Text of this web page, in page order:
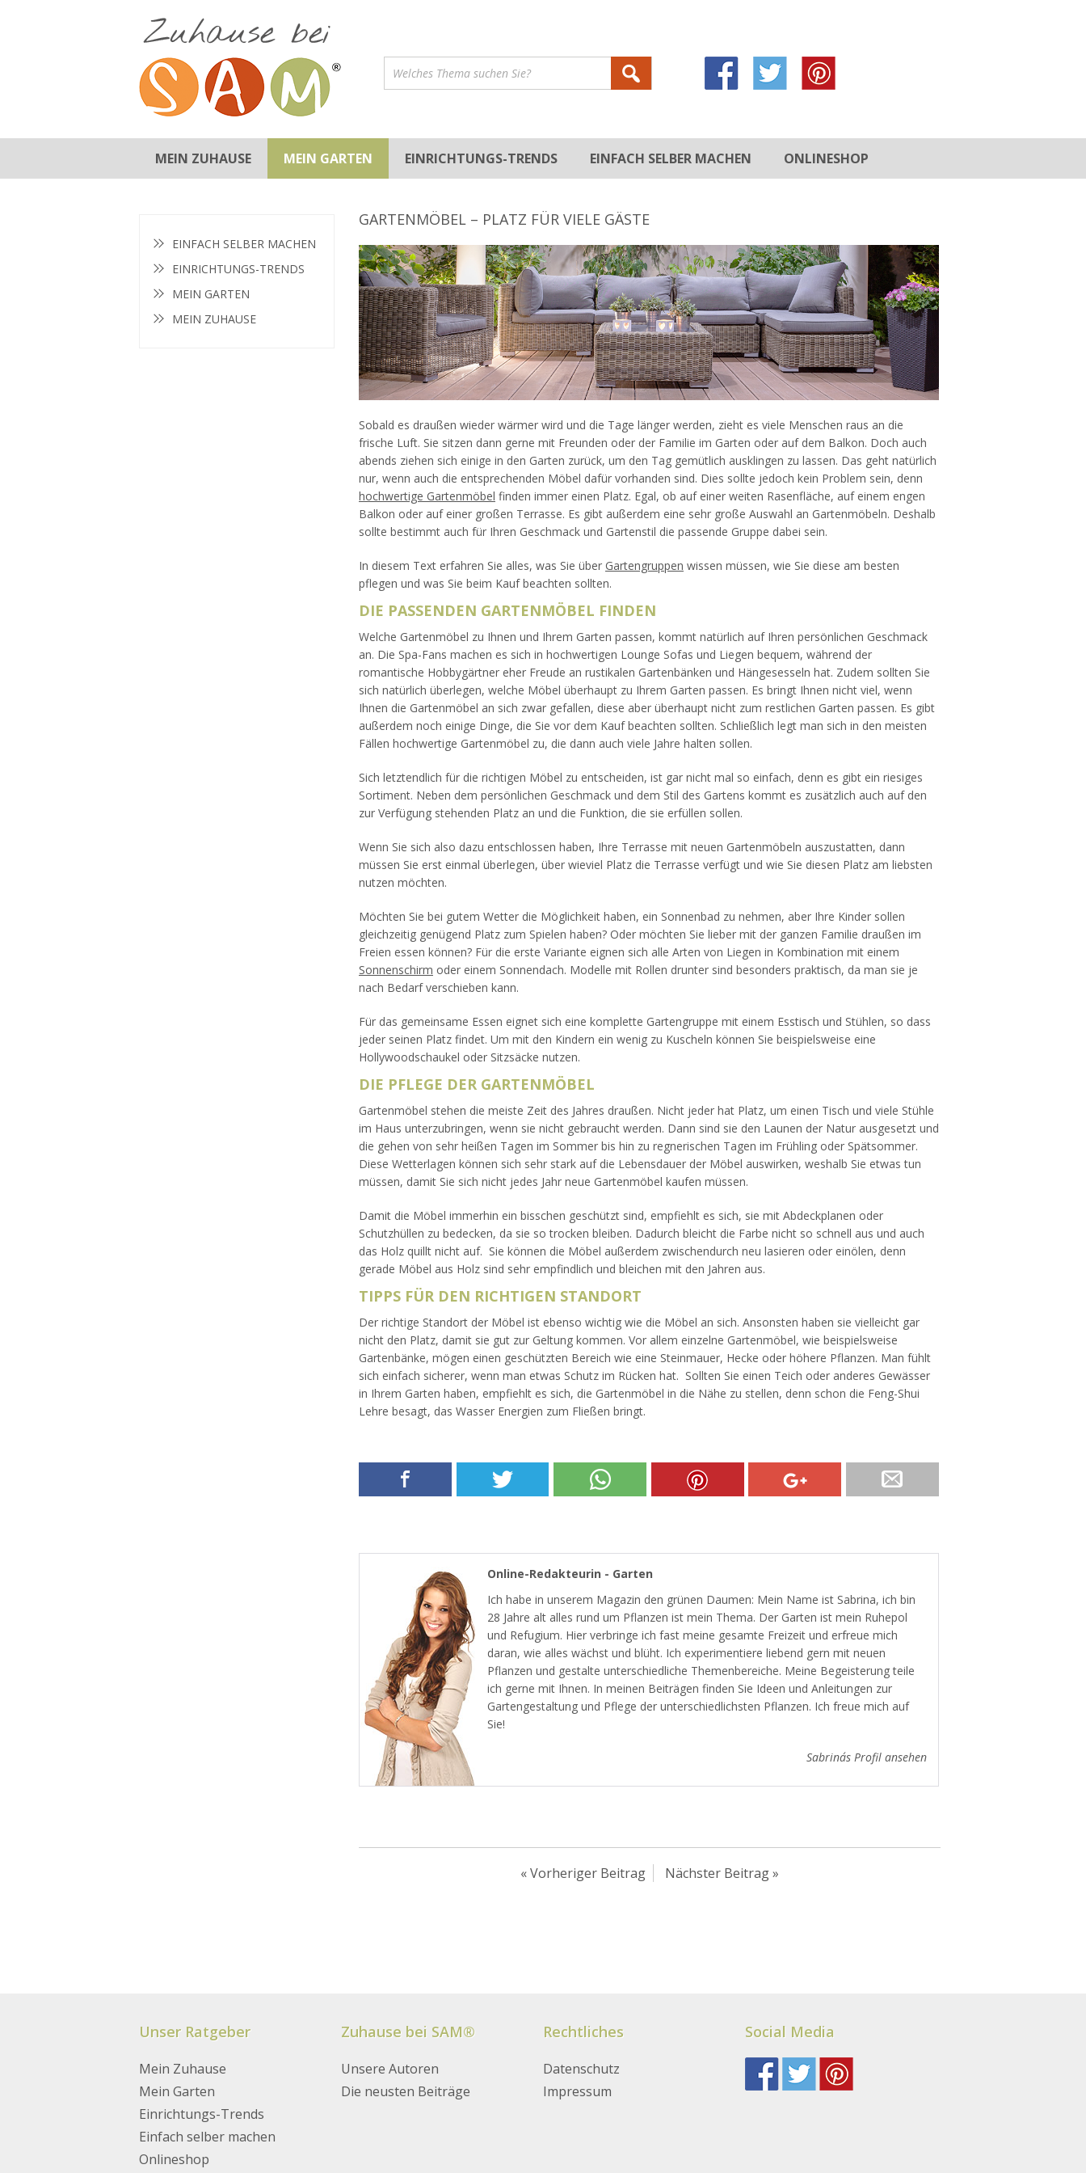
MEIN ZUHAUSE MEIN GARTEN EINRICHTUNGS-TRENDS EINFACH SELBER MACHEN ONLINESHOP
EINFACH SELBER MACHEN
EINRICHTUNGS-TRENDS
MEIN GARTEN
MEIN ZUHAUSE
GARTENMÖBEL – PLATZ FÜR VIELE GÄSTE
Sobald es draußen wieder wärmer wird und die Tage länger werden, zieht es viele Menschen raus an die
frische Luft. Sie sitzen dann gerne mit Freunden oder der Familie im Garten oder auf dem Balkon. Doch auch
abends ziehen sich einige in den Garten zurück, um den Tag gemütlich ausklingen zu lassen. Das geht natürlich
nur, wenn auch die entsprechenden Möbel dafür vorhanden sind. Dies sollte jedoch kein Problem sein, denn
hochwertige Gartenmöbel finden immer einen Platz. Egal, ob auf einer weiten Rasenfläche, auf einem engen
Balkon oder auf einer großen Terrasse. Es gibt außerdem eine sehr große Auswahl an Gartenmöbeln. Deshalb
sollte bestimmt auch für Ihren Geschmack und Gartenstil die passende Gruppe dabei sein.
In diesem Text erfahren Sie alles, was Sie über Gartengruppen wissen müssen, wie Sie diese am besten
pflegen und was Sie beim Kauf beachten sollten.
DIE PASSENDEN GARTENMÖBEL FINDEN
Welche Gartenmöbel zu Ihnen und Ihrem Garten passen, kommt natürlich auf Ihren persönlichen Geschmack
an. Die Spa-Fans machen es sich in hochwertigen Lounge Sofas und Liegen bequem, während der
romantische Hobbygärtner eher Freude an rustikalen Gartenbänken und Hängesesseln hat. Zudem sollten Sie
sich natürlich überlegen, welche Möbel überhaupt zu Ihrem Garten passen. Es bringt Ihnen nicht viel, wenn
Ihnen die Gartenmöbel an sich zwar gefallen, diese aber überhaupt nicht zum restlichen Garten passen. Es gibt
außerdem noch einige Dinge, die Sie vor dem Kauf beachten sollten. Schließlich legt man sich in den meisten
Fällen hochwertige Gartenmöbel zu, die dann auch viele Jahre halten sollen.
Sich letztendlich für die richtigen Möbel zu entscheiden, ist gar nicht mal so einfach, denn es gibt ein riesiges
Sortiment. Neben dem persönlichen Geschmack und dem Stil des Gartens kommt es zusätzlich auch auf den
zur Verfügung stehenden Platz an und die Funktion, die sie erfüllen sollen.
Wenn Sie sich also dazu entschlossen haben, Ihre Terrasse mit neuen Gartenmöbeln auszustatten, dann
müssen Sie erst einmal überlegen, über wieviel Platz die Terrasse verfügt und wie Sie diesen Platz am liebsten
nutzen möchten.
Möchten Sie bei gutem Wetter die Möglichkeit haben, ein Sonnenbad zu nehmen, aber Ihre Kinder sollen
gleichzeitig genügend Platz zum Spielen haben? Oder möchten Sie lieber mit der ganzen Familie draußen im
Freien essen können? Für die erste Variante eignen sich alle Arten von Liegen in Kombination mit einem
Sonnenschirm oder einem Sonnendach. Modelle mit Rollen drunter sind besonders praktisch, da man sie je
nach Bedarf verschieben kann.
Für das gemeinsame Essen eignet sich eine komplette Gartengruppe mit einem Esstisch und Stühlen, so dass
jeder seinen Platz findet. Um mit den Kindern ein wenig zu Kuscheln können Sie beispielsweise eine
Hollywoodschaukel oder Sitzsäcke nutzen.
DIE PFLEGE DER GARTENMÖBEL
Gartenmöbel stehen die meiste Zeit des Jahres draußen. Nicht jeder hat Platz, um einen Tisch und viele Stühle
im Haus unterzubringen, wenn sie nicht gebraucht werden. Dann sind sie den Launen der Natur ausgesetzt und
die gehen von sehr heißen Tagen im Sommer bis hin zu regnerischen Tagen im Frühling oder Spätsommer.
Diese Wetterlagen können sich sehr stark auf die Lebensdauer der Möbel auswirken, weshalb Sie etwas tun
müssen, damit Sie sich nicht jedes Jahr neue Gartenmöbel kaufen müssen.
Damit die Möbel immerhin ein bisschen geschützt sind, empfiehlt es sich, sie mit Abdeckplanen oder
Schutzhüllen zu bedecken, da sie so trocken bleiben. Dadurch bleicht die Farbe nicht so schnell aus und auch
das Holz quillt nicht auf. Sie können die Möbel außerdem zwischendurch neu lasieren oder einölen, denn
gerade Möbel aus Holz sind sehr empfindlich und bleichen mit den Jahren aus.
TIPPS FÜR DEN RICHTIGEN STANDORT
Der richtige Standort der Möbel ist ebenso wichtig wie die Möbel an sich. Ansonsten haben sie vielleicht gar
nicht den Platz, damit sie gut zur Geltung kommen. Vor allem einzelne Gartenmöbel, wie beispielsweise
Gartenbänke, mögen einen geschützten Bereich wie eine Steinmauer, Hecke oder höhere Pflanzen. Man fühlt
sich einfach sicherer, wenn man etwas Schutz im Rücken hat. Sollten Sie einen Teich oder anderes Gewässer
in Ihrem Garten haben, empfiehlt es sich, die Gartenmöbel in die Nähe zu stellen, denn schon die Feng-Shui
Lehre besagt, das Wasser Energien zum Fließen bringt.
Online-Redakteurin - Garten
Ich habe in unserem Magazin den grünen Daumen: Mein Name ist Sabrina, ich bin
28 Jahre alt alles rund um Pflanzen ist mein Thema. Der Garten ist mein Ruhepol
und Refugium. Hier verbringe ich fast meine gesamte Freizeit und erfreue mich
daran, wie alles wächst und blüht. Ich experimentiere liebend gern mit neuen
Pflanzen und gestalte unterschiedliche Themenbereiche. Meine Begeisterung teile
ich gerne mit Ihnen. In meinen Beiträgen finden Sie Ideen und Anleitungen zur
Gartengestaltung und Pflege der unterschiedlichsten Pflanzen. Ich freue mich auf
Sie!
Sabrina´s Profil ansehen
«Vorheriger Beitrag Nächster Beitrag»
Unser Ratgeber
Mein Zuhause
Badezimmer
Einrichtungs-Tipps
Kinderzimmer
Küche
Mein Garten
Garten-Tipps
Gartenmöbel
Inspiration
Pflanzen
Einrichtungs-Trends
Dekoration
Stilrichtungen
Einfach selber machen
Dekorieren
Heimwerken
Onlineshop
Zuhause bei SAM®
Unsere Autoren
Die neusten Beiträge
Rechtliches
Datenschutz
Impressum
Social Media